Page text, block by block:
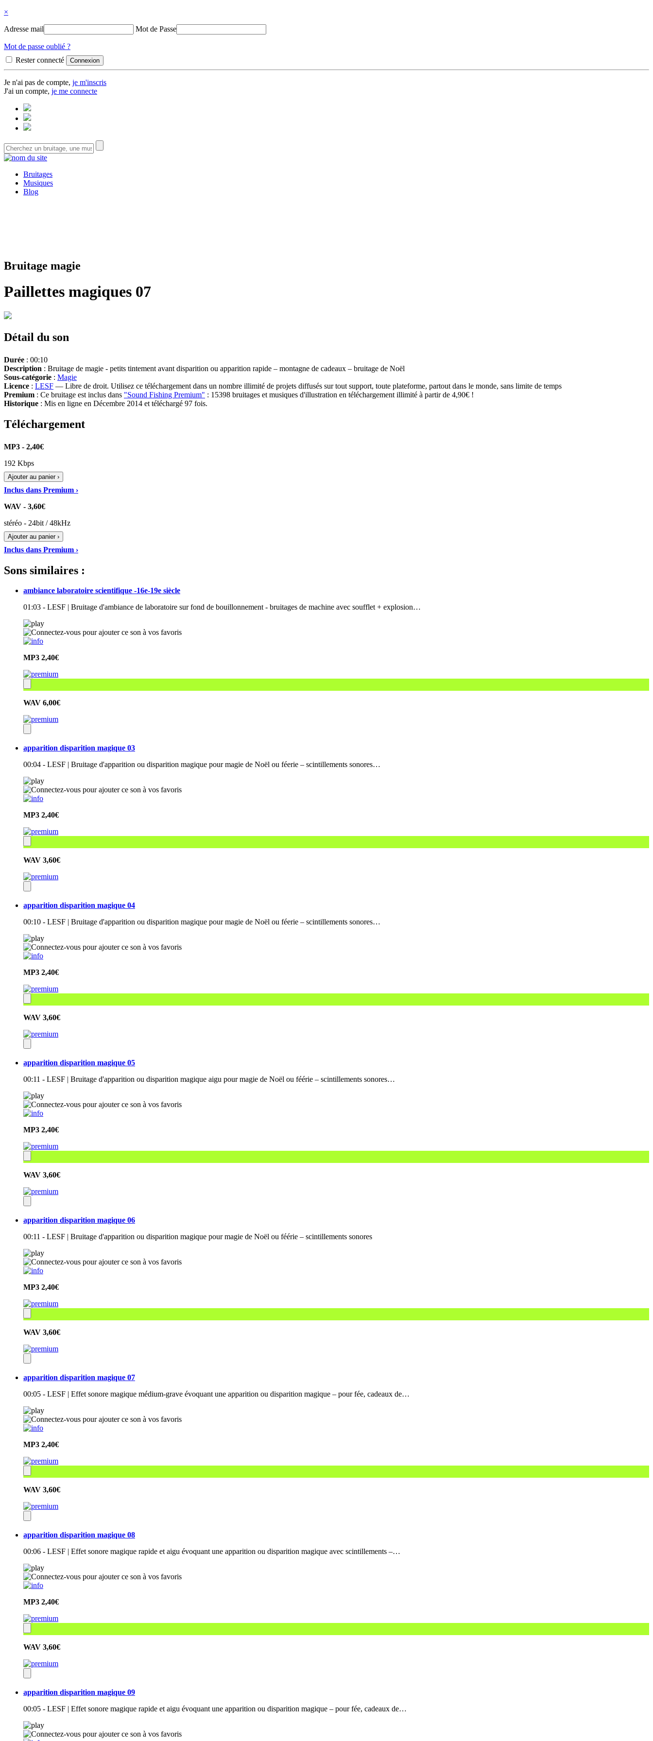
×
Adresse mail Mot de Passe
Mot de passe oublié ?
Rester connecté
Je n'ai pas de compte, je m'inscris
J'ai un compte, je me connecte
Bruitages
Musiques
Blog
Bruitage magie
Paillettes magiques 07
Détail du son
Durée : 00:10
Description : Bruitage de magie - petits tintement avant disparition ou apparition rapide – montagne de cadeaux – bruitage de Noël
Sous-catégorie : Magie
Licence : LESF — Libre de droit. Utilisez ce téléchargement dans un nombre illimité de projets diffusés sur tout support, toute plateforme, partout dans le monde, sans limite de temps
Premium : Ce bruitage est inclus dans "Sound Fishing Premium" : 15398 bruitages et musiques d'illustration en téléchargement illimité à partir de 4,90€ !
Historique : Mis en ligne en Décembre 2014 et téléchargé 97 fois.
Téléchargement
MP3 - 2,40€
192 Kbps
Ajouter au panier ›
Inclus dans Premium ›
WAV - 3,60€
stéréo - 24bit / 48kHz
Ajouter au panier ›
Inclus dans Premium ›
Sons similaires :
ambiance laboratoire scientifique -16e-19e siècle
01:03 - LESF | Bruitage d'ambiance de laboratoire sur fond de bouillonnement - bruitages de machine avec soufflet + explosion…
MP3 2,40€
WAV 6,00€
apparition disparition magique 03
00:04 - LESF | Bruitage d'apparition ou disparition magique pour magie de Noël ou féerie – scintillements sonores…
MP3 2,40€
WAV 3,60€
apparition disparition magique 04
00:10 - LESF | Bruitage d'apparition ou disparition magique pour magie de Noël ou féerie – scintillements sonores…
MP3 2,40€
WAV 3,60€
apparition disparition magique 05
00:11 - LESF | Bruitage d'apparition ou disparition magique aigu pour magie de Noël ou féérie – scintillements sonores…
MP3 2,40€
WAV 3,60€
apparition disparition magique 06
00:11 - LESF | Bruitage d'apparition ou disparition magique pour magie de Noël ou féérie – scintillements sonores
MP3 2,40€
WAV 3,60€
apparition disparition magique 07
00:05 - LESF | Effet sonore magique médium-grave évoquant une apparition ou disparition magique – pour fée, cadeaux de…
MP3 2,40€
WAV 3,60€
apparition disparition magique 08
00:06 - LESF | Effet sonore magique rapide et aigu évoquant une apparition ou disparition magique avec scintillements –…
MP3 2,40€
WAV 3,60€
apparition disparition magique 09
00:05 - LESF | Effet sonore magique rapide et aigu évoquant une apparition ou disparition magique – pour fée, cadeaux de…